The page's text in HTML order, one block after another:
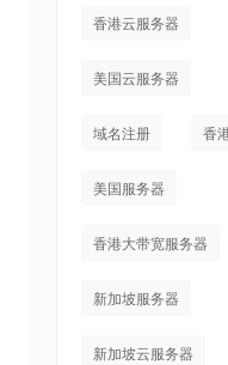
香港云服务器
美国云服务器
域名注册 香
美国服务器
香港大带宽服务器
新加坡服务器
新加坡云服务器